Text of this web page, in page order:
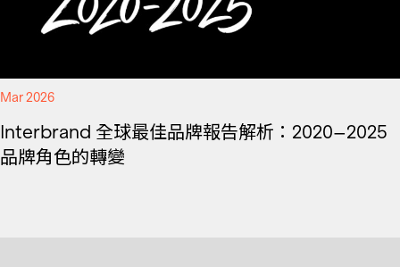
Mar 2026
Interbrand 全球最佳品牌報告解析：2020–2025
品牌角色的轉變